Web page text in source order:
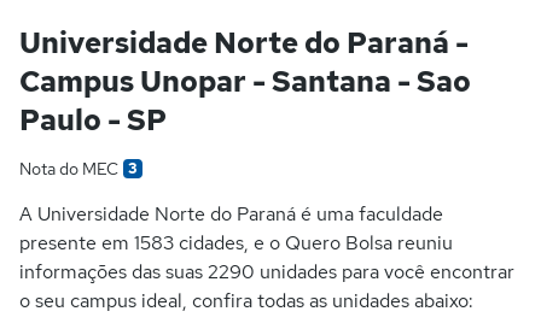
Universidade Norte do Paraná -
Campus Unopar - Santana - Sao
Paulo - SP
Nota do MEC 3
A Universidade Norte do Paraná é uma faculdade
presente em 1583 cidades, e o Quero Bolsa reuniu
informações das suas 2290 unidades para você encontrar
o seu campus ideal, confira todas as unidades abaixo: